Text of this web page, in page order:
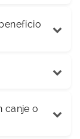
canje o